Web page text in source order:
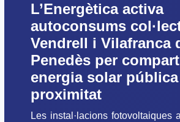
L’Energètica activa
autoconsums
Vendrell i Vilafranca
Penedès per
energia solar
proximitat
Les instal·lacions fotovoltaiques